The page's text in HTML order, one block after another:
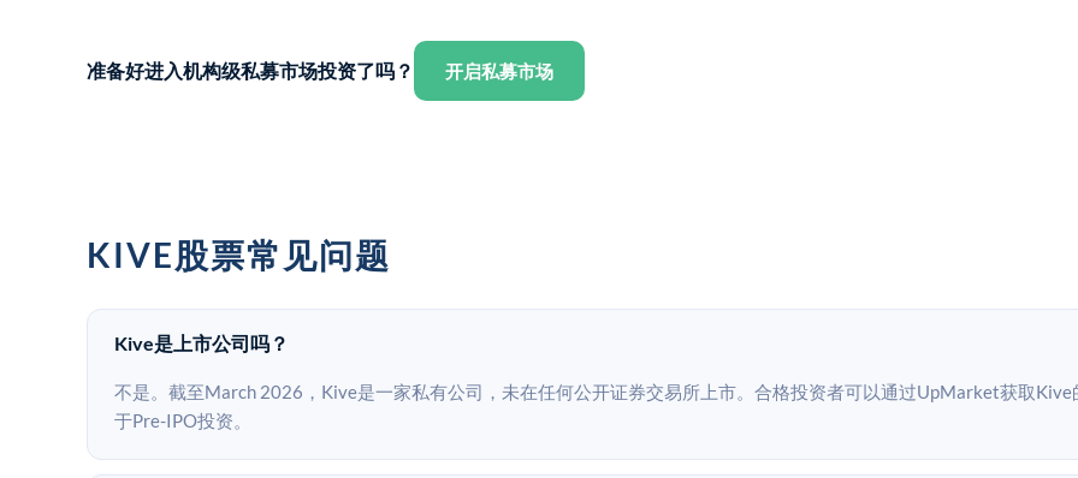
准备好进入机构级私募市场投资了吗？ 开启私募市场
KIVE股票常见问题
Kive是上市公司吗？
不是。截至March 2026，Kive是一家私有公司，未在任何公开证券交易所上市。合格投资者可以通过UpMarket获取
于Pre-IPO投资。